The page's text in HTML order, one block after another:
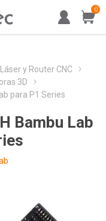
0
y Router CNC
3D
para P1 Series
Bambu Lab